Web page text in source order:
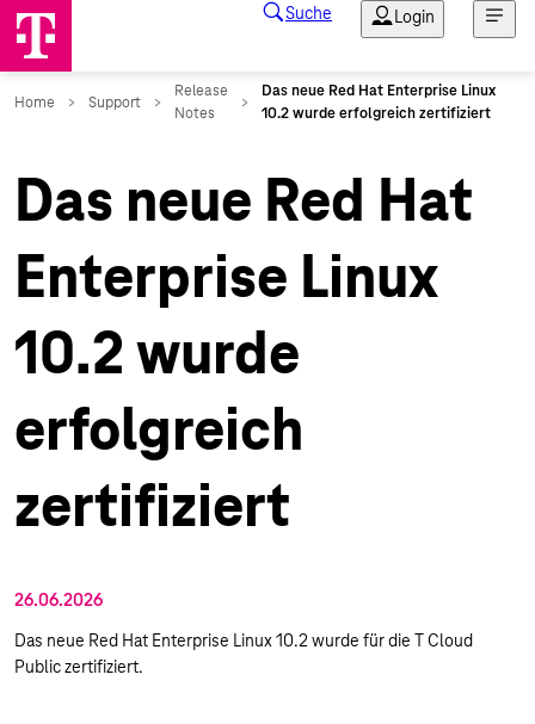
Das neue Red Hat
Enterprise Linux
10.2 wurde
erfolgreich
zertifiziert
26.06.2026
Das neue Red Hat Enterprise Linux 10.2 wurde für die T Cloud
Public zertifiziert.